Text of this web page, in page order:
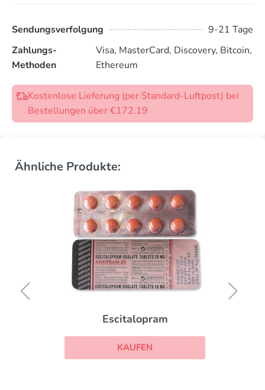
Sendungsverfolgung
9-21 Tage
Zahlungs-
Methoden
Visa, MasterCard, Discovery, Bitcoin,
Ethereum
Kostenlose Lieferung (per Standard-Luftpost) bei
Bestellungen über €172.19
Ähnliche Produkte:
Escitalopram
KAUFEN